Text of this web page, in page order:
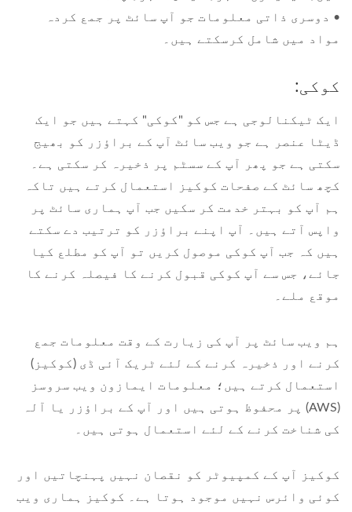
• دوسری ذاتی معلومات جو آپ سائٹ پر جمع کردہ
مواد میں شامل کرسکتے ہیں۔
کوکی:
ایک ٹیکنالوجی ہے جس کو "کوکی" کہتے ہیں جو ایک
ڈیٹا عنصر ہے جو ویب سائٹ آپ کے براؤزر کو بھیج
سکتی ہے جو پھر آپ کے سسٹم پر ذخیرہ کر سکتی ہے۔
کچھ سائٹ کے صفحات کوکیز استعمال کرتے ہیں تاکہ
ہم آپ کو بہتر خدمت کر سکیں جب آپ ہماری سائٹ پر
واپس آتے ہیں۔ آپ اپنے براؤزر کو ترتیب دے سکتے
ہیں کہ جب آپ کوکی موصول کریں تو آپ کو مطلع کیا
جائے، جس سے آپ کوکی قبول کرنے کا فیصلہ کرنے کا
موقع ملے۔
ہم ویب سائٹ پر آپ کی زیارت کے وقت معلومات جمع
کرنے اور ذخیرہ کرنے کے لئے ٹریک آئی ڈی (کوکیز)
استعمال کرتے ہیں؛ معلومات ایمازون ویب سروسز
(AWS) پر محفوظ ہوتی ہیں اور آپ کے براؤزر یا آلہ
کی شناخت کرنے کے لئے استعمال ہوتی ہیں۔
کوکیز آپ کے کمپیوٹر کو نقصان نہیں پہنچاتیں اور
کوئی وائرس نہیں موجود ہوتا ہے۔ کوکیز ہماری ویب